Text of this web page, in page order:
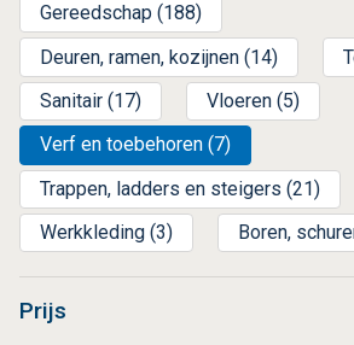
Gereedschap (188)
Deuren, ramen, kozijnen (14)
Sanitair (17)
Vloeren (5)
Verf en toebehoren (7)
Trappen, ladders en steigers (21)
Werkkleding (3)
Boren,
Prijs